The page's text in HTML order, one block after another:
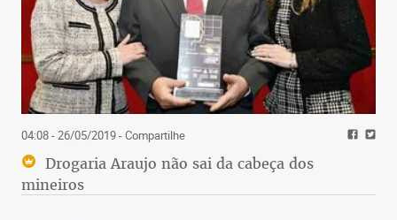
04:08 - 26/05/2019- Compartilhe
Drogaria Araujo não sai da cabeça dos
mineiros